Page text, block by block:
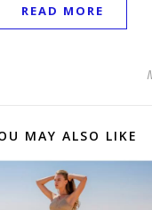
READ MORE
MAY ALSO LIKE